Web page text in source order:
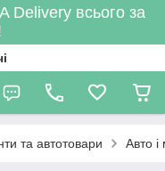
Delivery всього за
та автотовари Авто і